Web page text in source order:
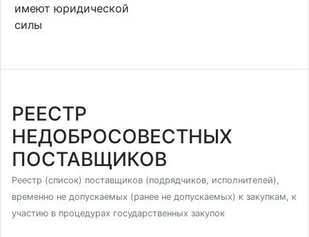
имеют юридической
силы
РЕЕСТР
НЕДОБРОСОВЕСТНЫХ
ПОСТАВЩИКОВ
Реестр (список) поставщиков (подрядчиков, исполнителей),
временно не допускаемых (ранее не допускаемых) к закупкам, к
участию в процедурах государственных закупок